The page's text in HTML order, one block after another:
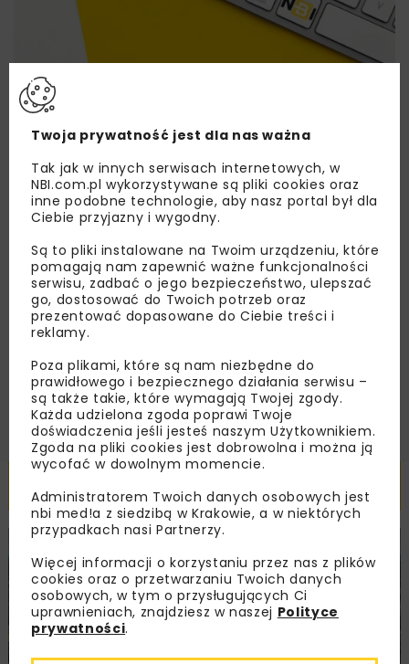
Lubisz wiedzieć więcej?
Zapisz się do newslettera aby otrzymywać od
nas najlepsze informacje branżowe,
zaproszenia na wydarzenia, atrakcyjne oferty i
dedykowane akcje specjalne.
Zapoznałam/em się zPolityką Prywatnościi
Regulaminemoraz wyrażam zgodę na otrzymywanie na
podany przeze mnie adres e-mail korespondencji
handlowej w postaci newslettera.
ZAPISZ MNIE
Powiązane artykuły
Twoja prywatność jest dla nas ważna
Tak jak w innych serwisach internetowych, w
NBI.com.pl wykorzystywane są pliki cookies oraz
inne podobne technologie, aby nasz portal był dla
Ciebie przyjazny i wygodny.
Są to pliki instalowane na Twoim urządzeniu, które
pomagają nam zapewnić ważne funkcjonalności
serwisu, zadbać o jego bezpieczeństwo, ulepszać
go, dostosować do Twoich potrzeb oraz
prezentować dopasowane do Ciebie treści i
reklamy.
Poza plikami, które są nam niezbędne do
prawidłowego i bezpiecznego działania serwisu –
są także takie, które wymagają Twojej zgody.
Każda udzielona zgoda poprawi Twoje
doświadczenia jeśli jesteś naszym Użytkownikiem.
Zgoda na pliki cookies jest dobrowolna i można ją
wycofać w dowolnym momencie.
Administratorem Twoich danych osobowych jest
nbi med!a z siedzibą w Krakowie, a w niektórych
przypadkach nasi Partnerzy.
Więcej informacji o korzystaniu przez nas z plików
cookies oraz o przetwarzaniu Twoich danych
osobowych, w tym o przysługujących Ci
uprawnieniach, znajdziesz w naszej Polityce
prywatności.